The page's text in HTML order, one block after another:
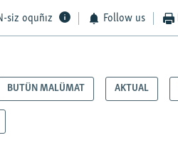
siz oquñız Follow us
BUTÜN MALÜMAT AKTUAL